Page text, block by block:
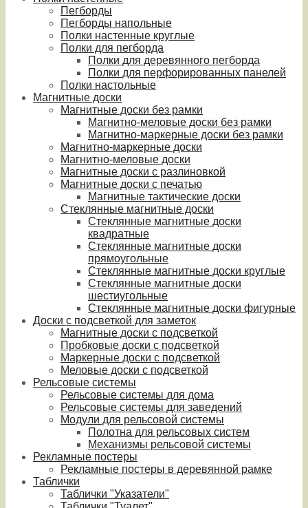
Пегборды
Пегборды напольные
Полки настенные круглые
Полки для пегборда
Полки для деревянного пегборда
Полки для перфорированных панелей
Полки настольные
Магнитные доски
Магнитные доски без рамки
Магнитно-меловые доски без рамки
Магнитно-маркерные доски без рамки
Магнитно-маркерные доски
Магнитно-меловые доски
Магнитные доски с разлиновкой
Магнитные доски с печатью
Магнитные тактические доски
Стеклянные магнитные доски
Стеклянные магнитные доски
квадратные
Стеклянные магнитные доски
прямоугольные
Стеклянные магнитные доски круглые
Стеклянные магнитные доски
шестиугольные
Стеклянные магнитные доски фигурные
Доски с подсветкой для заметок
Магнитные доски с подсветкой
Пробковые доски с подсветкой
Маркерные доски с подсветкой
Меловые доски с подсветкой
Рельсовые системы
Рельсовые системы для дома
Рельсовые системы для заведений
Модули для рельсовой системы
Полотна для рельсовых систем
Механизмы рельсовой системы
Рекламные постеры
Рекламные постеры в деревянной рамке
Таблички
Таблички "Указатели"